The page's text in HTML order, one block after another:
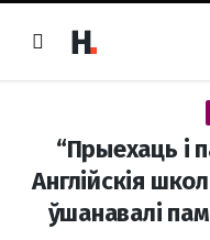
“Прыехаць і
Англійскія
ўшанавалі